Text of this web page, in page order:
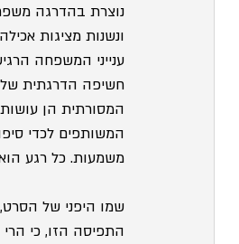
נוצרת בהדרגה
ונשנות מציגות
ענייני המשפחה
חשיפה הדרגתית של
המסורתית הן
המשותפים לכדי
משמעות. כל רגע
התפיסה הזו, כי הרי